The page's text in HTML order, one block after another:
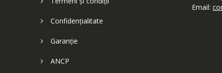
Confidențialitate
Garanție
ANCP
Email: